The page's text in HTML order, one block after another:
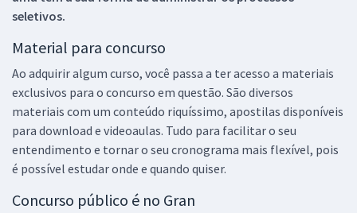
seletivos.
Material para concurso
Ao adquirir algum curso, você passa a ter acesso a materiais
exclusivos para o concurso em questão. São diversos
materiais com um conteúdo riquíssimo, apostilas disponíveis
para download e videoaulas. Tudo para facilitar o seu
entendimento e tornar o seu cronograma mais flexível, pois
é possível estudar onde e quando quiser.
Concurso público é no Gran